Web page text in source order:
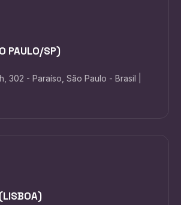
PAULO/SP)
302 - Paraíso, São Paulo - Brasil |